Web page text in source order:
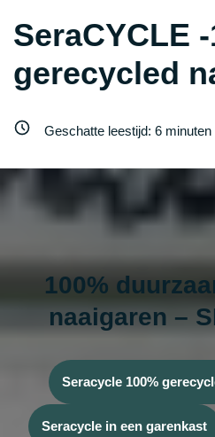
SeraCYCLE
gerecycled
Geschatte leestijd: 6 minuten
100%
naaigaren –
Seracycle 100%
Seracycle in een garenkast